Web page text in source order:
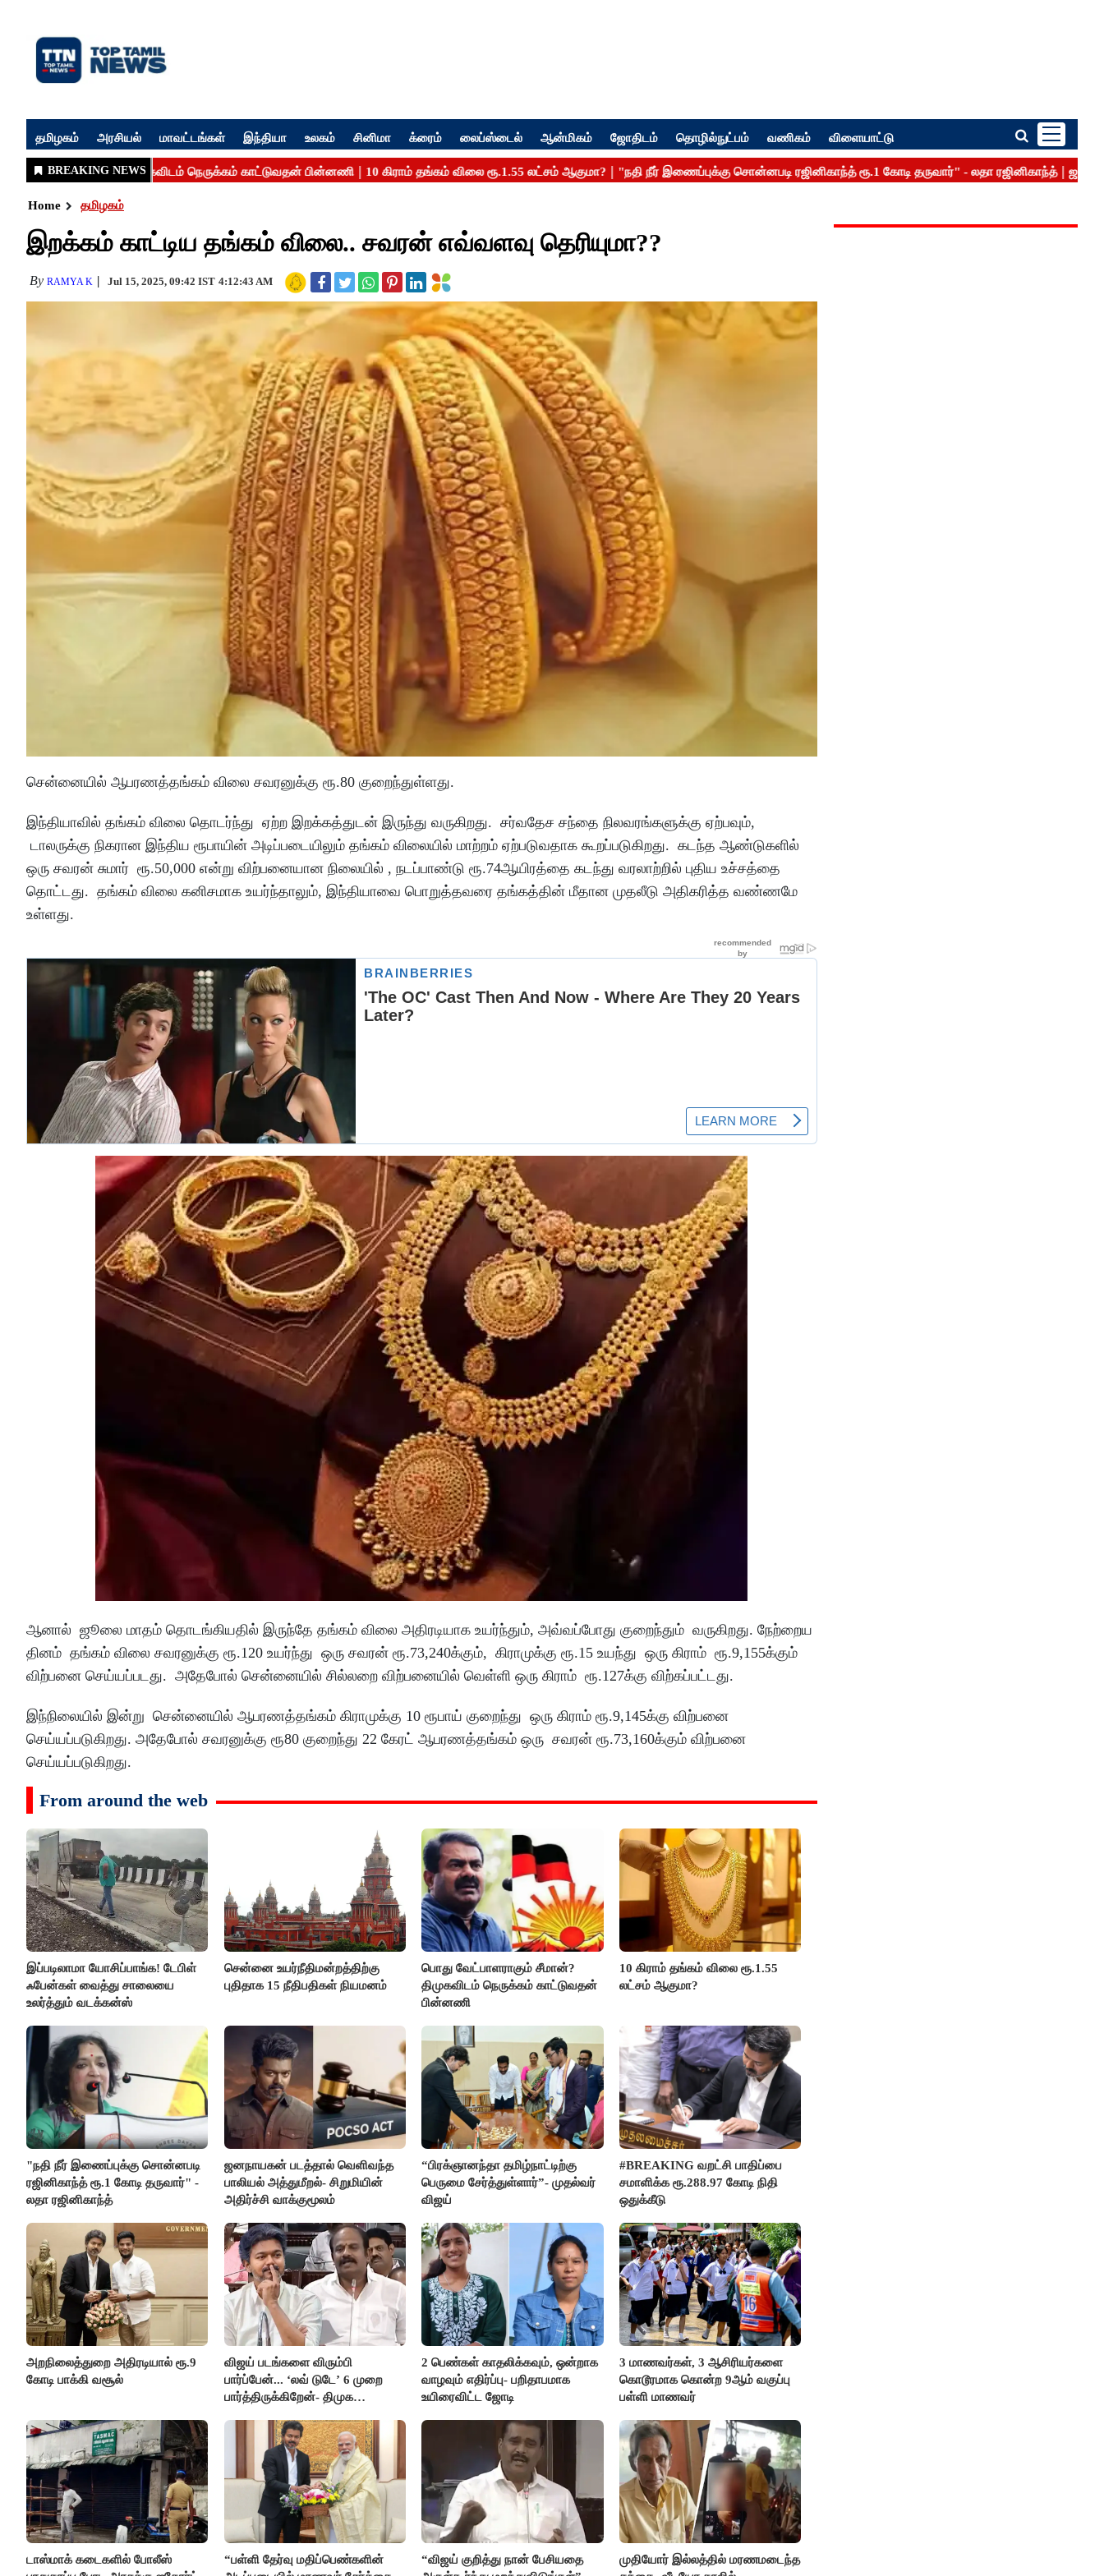
தமிழகம் அரசியல் மாவட்டங்கள் இந்தியா உலகம் சினிமா க்ரைம் லைப்ஸ்டைல் ஆன்மிகம் ஜோதிடம் தொழில்நுட்பம் வணிகம் விளையாட்டு
Home தமிழகம்
இறக்கம் காட்டிய தங்கம் விலை.. சவரன் எவ்வளவு தெரியுமா??
By RAMYA K Jul 15, 2025, 09:42 IST 4:12:43 AM
சென்னையில் ஆபரணத்தங்கம் விலை சவரனுக்கு ரூ.80 குறைந்துள்ளது.
இந்தியாவில் தங்கம் விலை தொடர்ந்து ஏற்ற இறக்கத்துடன் இருந்து வருகிறது. சர்வதேச சந்தை நிலவரங்களுக்கு ஏற்பவும்,
டாலருக்கு நிகரான இந்திய ரூபாயின் அடிப்படையிலும் தங்கம் விலையில் மாற்றம் ஏற்படுவதாக கூறப்படுகிறது. கடந்த ஆண்டுகளில்
ஒரு சவரன் சுமார் ரூ.50,000 என்று விற்பனையான நிலையில் , நடப்பாண்டு ரூ.74ஆயிரத்தை கடந்து வரலாற்றில் புதிய உச்சத்தை
தொட்டது. தங்கம் விலை கனிசமாக உயர்ந்தாலும், இந்தியாவை பொறுத்தவரை தங்கத்தின் மீதான முதலீடு அதிகரித்த வண்ணமே
உள்ளது.
ஆனால் ஜூலை மாதம் தொடங்கியதில் இருந்தே தங்கம் விலை அதிரடியாக உயர்ந்தும், அவ்வப்போது குறைந்தும் வருகிறது. நேற்றைய
தினம் தங்கம் விலை சவரனுக்கு ரூ.120 உயர்ந்து ஒரு சவரன் ரூ.73,240க்கும், கிராமுக்கு ரூ.15 உயந்து ஒரு கிராம் ரூ.9,155க்கும்
விற்பனை செய்யப்படது. அதேபோல் சென்னையில் சில்லறை விற்பனையில் வெள்ளி ஒரு கிராம் ரூ.127க்கு விற்கப்பட்டது.
இந்நிலையில் இன்று சென்னையில் ஆபரணத்தங்கம் கிராமுக்கு 10 ரூபாய் குறைந்து ஒரு கிராம் ரூ.9,145க்கு விற்பனை
செய்யப்படுகிறது. அதேபோல் சவரனுக்கு ரூ80 குறைந்து 22 கேரட் ஆபரணத்தங்கம் ஒரு சவரன் ரூ.73,160க்கும் விற்பனை
செய்யப்படுகிறது.
From around the web
இப்படிலாமா யோசிப்பாங்க! டேபிள்
ஃபேன்கள் வைத்து சாலையை
உலர்த்தும் வடக்கன்ஸ்
சென்னை உயர்நீதிமன்றத்திற்கு
புதிதாக 15 நீதிபதிகள் நியமனம்
பொது வேட்பாளராகும் சீமான்?
திமுகவிடம் நெருக்கம் காட்டுவதன்
பின்னணி
10 கிராம் தங்கம் விலை ரூ.1.55
லட்சம் ஆகுமா?
"நதி நீர் இணைப்புக்கு சொன்னபடி
ரஜினிகாந்த் ரூ.1 கோடி தருவார்" -
லதா ரஜினிகாந்த்
ஜனநாயகன் படத்தால் வெளிவந்த
பாலியல் அத்துமீறல்- சிறுமியின்
அதிர்ச்சி வாக்குமூலம்
“பிரக்ஞானந்தா தமிழ்நாட்டிற்கு
பெருமை சேர்த்துள்ளார்”- முதல்வர்
விஜய்
#BREAKING வறட்சி பாதிப்பை
சமாளிக்க ரூ.288.97 கோடி நிதி
ஒதுக்கீடு
அறநிலைத்துறை அதிரடியால் ரூ.9
கோடி பாக்கி வசூல்
விஜய் படங்களை விரும்பி
பார்ப்பேன்... ‘லவ் டுடே’ 6 முறை
பார்த்திருக்கிறேன்- திமுக
2 பெண்கள் காதலிக்கவும், ஒன்றாக
வாழவும் எதிர்ப்பு- பறிதாபமாக
உயிரைவிட்ட ஜோடி
3 மாணவர்கள், 3 ஆசிரியர்களை
கொடூரமாக கொன்ற 9ஆம் வகுப்பு
பள்ளி மாணவர்
டாஸ்மாக் கடைகளில் போலீஸ்
“பள்ளி தேர்வு மதிப்பெண்களின்
“விஜய் குறித்து நான் பேசியதை
முதியோர் இல்லத்தில் மரணமடைந்த